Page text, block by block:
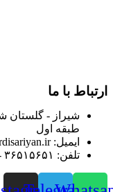
ارتباط با ما
شیراز - گلستان
طبقه اول
ایمیل: info@irsapardisariyan.ir
تلفن: ۳۶۵۱۵۶۵۱ - ۰۷۱